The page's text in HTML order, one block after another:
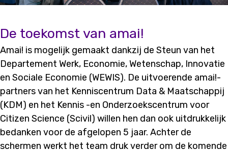
De toekomst van amai!
Amai! is mogelijk gemaakt dankzij de Steun van het
Departement Werk, Economie, Wetenschap, Innovatie
en Sociale Economie (WEWIS). De uitvoerende amai!-
partners van het Kenniscentrum Data & Maatschappij
(KDM) en het Kennis -en Onderzoekscentrum voor
Citizen Science (Scivil) willen hen dan ook uitdrukkelijk
bedanken voor de afgelopen 5 jaar. Achter de
schermen werkt het team druk verder om de komende